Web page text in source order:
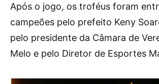
Após o jogo, os troféus foram
campeões pelo prefeito Keny
pelo presidente da Câmara de
Melo e pelo Diretor de Esportes